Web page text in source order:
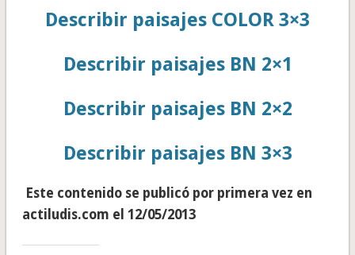
Describir paisajes COLOR 3×3
Describir paisajes BN 2×1
Describir paisajes BN 2×2
Describir paisajes BN 3×3
Este contenido se publicó por primera vez en
actiludis.com el 12/05/2013